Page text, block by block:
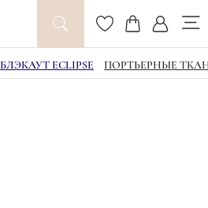
БЛЭКАУТ ECLIPSE ПОРТЬЕРНЫЕ